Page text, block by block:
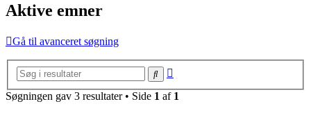
Aktive emner
Gå til avanceret søgning
Søg
Søgningen gav 3 resultater • Side 1 af 1